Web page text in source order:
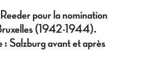
pour la nomination
(1942-1944).
Salzburg avant et après